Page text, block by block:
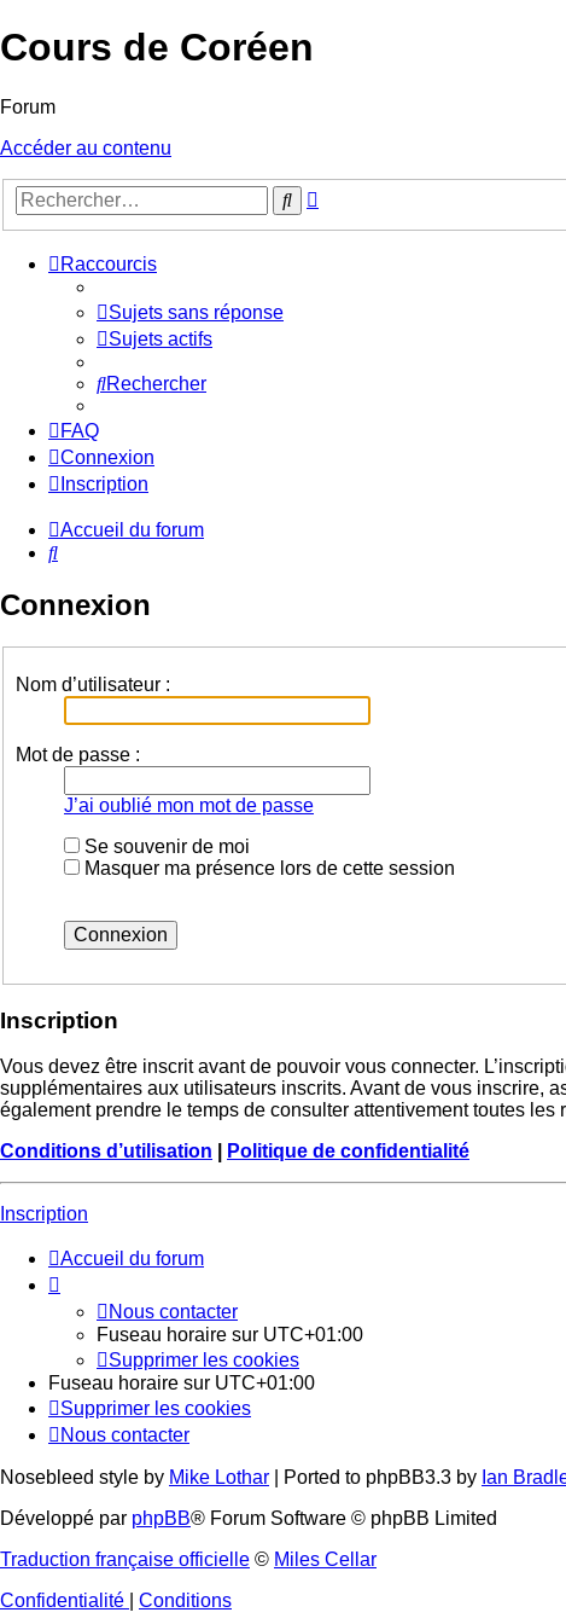
Cours de Coréen
Forum
Accéder au contenu
Rechercher
Raccourcis
Sujets sans réponse
Sujets actifs
Rechercher
FAQ
Connexion
Inscription
Accueil du forum
Rechercher
Connexion
Nom d’utilisateur :
Mot de passe :
J’ai oublié mon mot de passe
Se souvenir de moi
Masquer ma présence lors de cette session
Inscription
Vous devez être inscrit avant de pouvoir vous connecter.
supplémentaires aux utilisateurs inscrits. Avant de vous inscrire,
également prendre le temps de consulter attentivement toutes les
Conditions d’utilisation
Politique de confidentialité
Inscription
Accueil du forum
Nous contacter
Fuseau horaire sur UTC+01:00
Supprimer les cookies
Fuseau horaire sur UTC+01:00
Supprimer les cookies
Nous contacter
Nosebleed style by Mike Lothar | Ported to phpBB3.3 by Ian
Développé par phpBB® Forum Software © phpBB Limited
Traduction française officielle © Miles Cellar
Confidentialité
Conditions